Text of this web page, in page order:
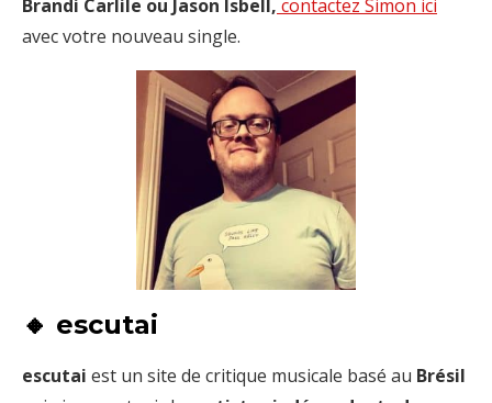
Brandi Carlile ou Jason Isbell, contactez Simon ici
avec votre nouveau single.
🔸 escutai
escutai est un site de critique musicale basé au Brésil